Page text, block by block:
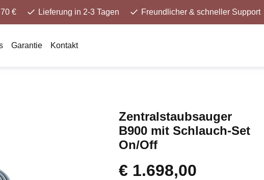
€ Lieferung in 2-3 Tagen Freundlicher & schneller Support
Garantie Kontakt
Zentralstaubsauger
B900 mit Schlauch-Set
On/Off
€ 1.698,00